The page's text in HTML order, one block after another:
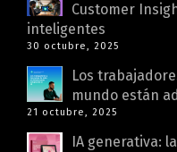
Customer
inteligentes
30 octubre, 2025
Los
mundo están
21 octubre, 2025
IA generativa: